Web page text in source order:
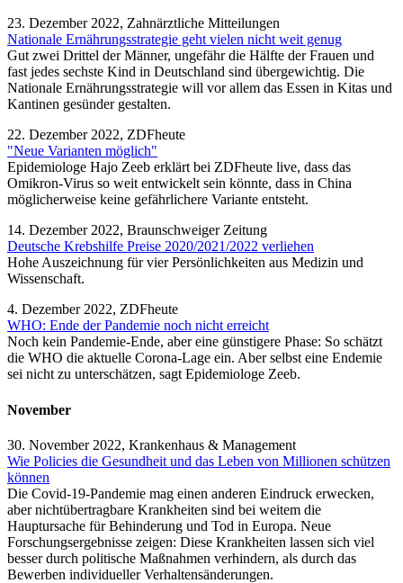
23. Dezember 2022, Zahnärztliche Mitteilungen
Nationale Ernährungsstrategie geht vielen nicht weit genug
Gut zwei Drittel der Männer, ungefähr die Hälfte der Frauen und
fast jedes sechste Kind in Deutschland sind übergewichtig. Die
Nationale Ernährungsstrategie will vor allem das Essen in Kitas und
Kantinen gesünder gestalten.
22. Dezember 2022, ZDFheute
"Neue Varianten möglich"
Epidemiologe Hajo Zeeb erklärt bei ZDFheute live, dass das
Omikron-Virus so weit entwickelt sein könnte, dass in China
möglicherweise keine gefährlichere Variante entsteht.
14. Dezember 2022, Braunschweiger Zeitung
Deutsche Krebshilfe Preise 2020/2021/2022 verliehen
Hohe Auszeichnung für vier Persönlichkeiten aus Medizin und
Wissenschaft.
4. Dezember 2022, ZDFheute
WHO: Ende der Pandemie noch nicht erreicht
Noch kein Pandemie-Ende, aber eine günstigere Phase: So schätzt
die WHO die aktuelle Corona-Lage ein. Aber selbst eine Endemie
sei nicht zu unterschätzen, sagt Epidemiologe Zeeb.
November
30. November 2022, Krankenhaus & Management
Wie Policies die Gesundheit und das Leben von Millionen schützen
können
Die Covid-19-Pandemie mag einen anderen Eindruck erwecken,
aber nichtübertragbare Krankheiten sind bei weitem die
Hauptursache für Behinderung und Tod in Europa. Neue
Forschungsergebnisse zeigen: Diese Krankheiten lassen sich viel
besser durch politische Maßnahmen verhindern, als durch das
Bewerben individueller Verhaltensänderungen.